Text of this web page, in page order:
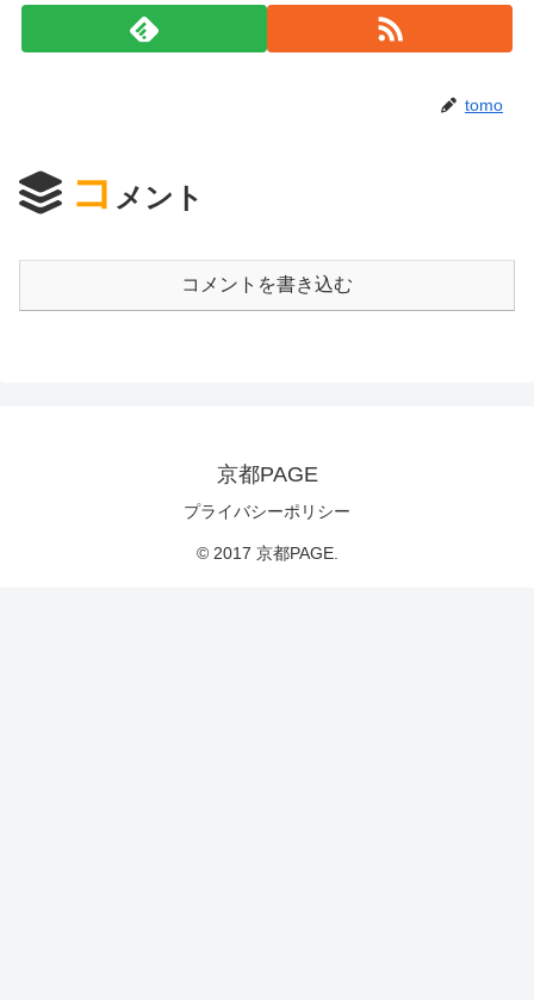
tomo
コ メント
コメントを書き込む
京都PAGE
プライバシーポリシー
© 2017 京都PAGE.